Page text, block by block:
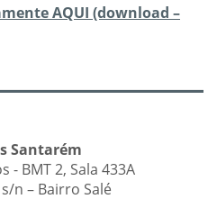
AQUI (download –
Santarém
- BMT 2, Sala 433A
s/n – Bairro Salé